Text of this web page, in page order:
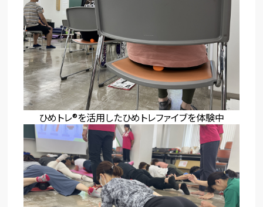
ひめトレ®を活用したひめトレファイブを体験中